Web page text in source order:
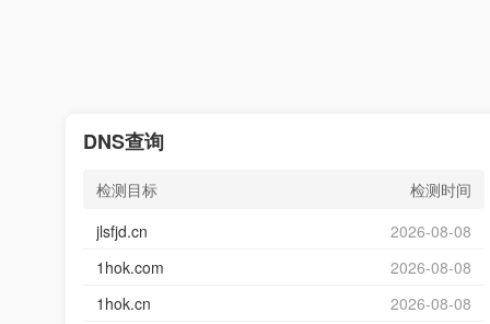
DNS查询
检测目标
检测时间
jlsfjd.cn
2026-08-08
1hok.com
2026-08-08
1hok.cn
2026-08-08